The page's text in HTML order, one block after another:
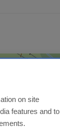
on site
features and to